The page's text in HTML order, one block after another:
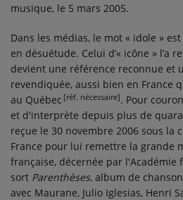
musique, le 5 mars 2005.
Dans les médias, le mot « idole »
en désuétude. Celui d’« icône » l’a
devient une référence reconnue et
revendiquée, aussi bien en France
au Québec [réf. nécessaire]. Pour
et d'interprète depuis plus de
reçue le 30 novembre 2006 sous la
France pour lui remettre la grande
française, décernée par l'Académie
sort Parenthèses, album de
avec Maurane, Julio Iglesias, Henri